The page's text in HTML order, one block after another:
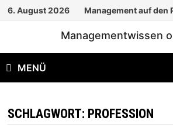
Zum
6. August 2026 Management auf den
Managementwissen
MENÜ
SCHLAGWORT: PROFESSION